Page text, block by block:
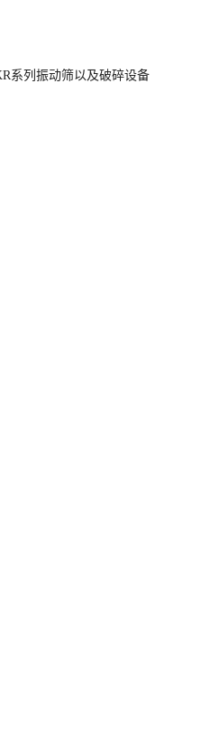
系列振动筛以及破碎设备